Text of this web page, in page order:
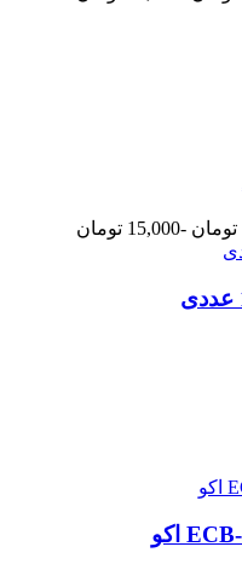
-15,000 تومان